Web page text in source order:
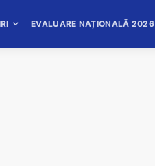
EVALUARE NAȚIONALĂ 2026